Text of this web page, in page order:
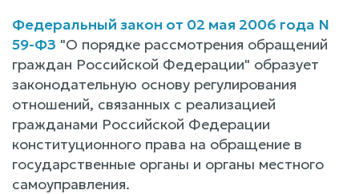
Федеральный закон от 02 мая 2006 года N
59-ФЗ "О порядке рассмотрения обращений
граждан Российской Федерации" образует
законодательную основу регулирования
отношений, связанных с реализацией
гражданами Российской Федерации
конституционного права на обращение в
государственные органы и органы местного
самоуправления.